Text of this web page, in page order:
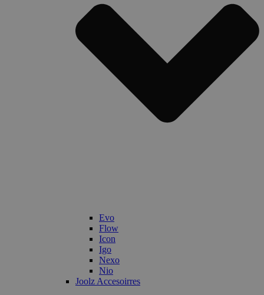
Evo
Flow
Icon
Igo
Nexo
Nio
Joolz Accesoirres